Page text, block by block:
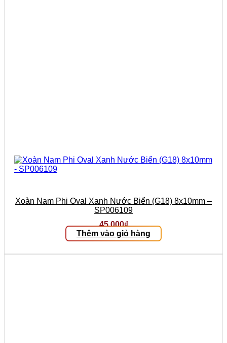
Xoàn Nam Phi Oval Xanh Nước Biển (G18) 8x10mm –
SP006109
45.000₫
Thêm vào giỏ hàng